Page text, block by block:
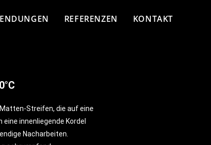
REFERENZEN KONTAKT
Streifen, die auf eine
innenliegende Kordel
Nacharbeiten.